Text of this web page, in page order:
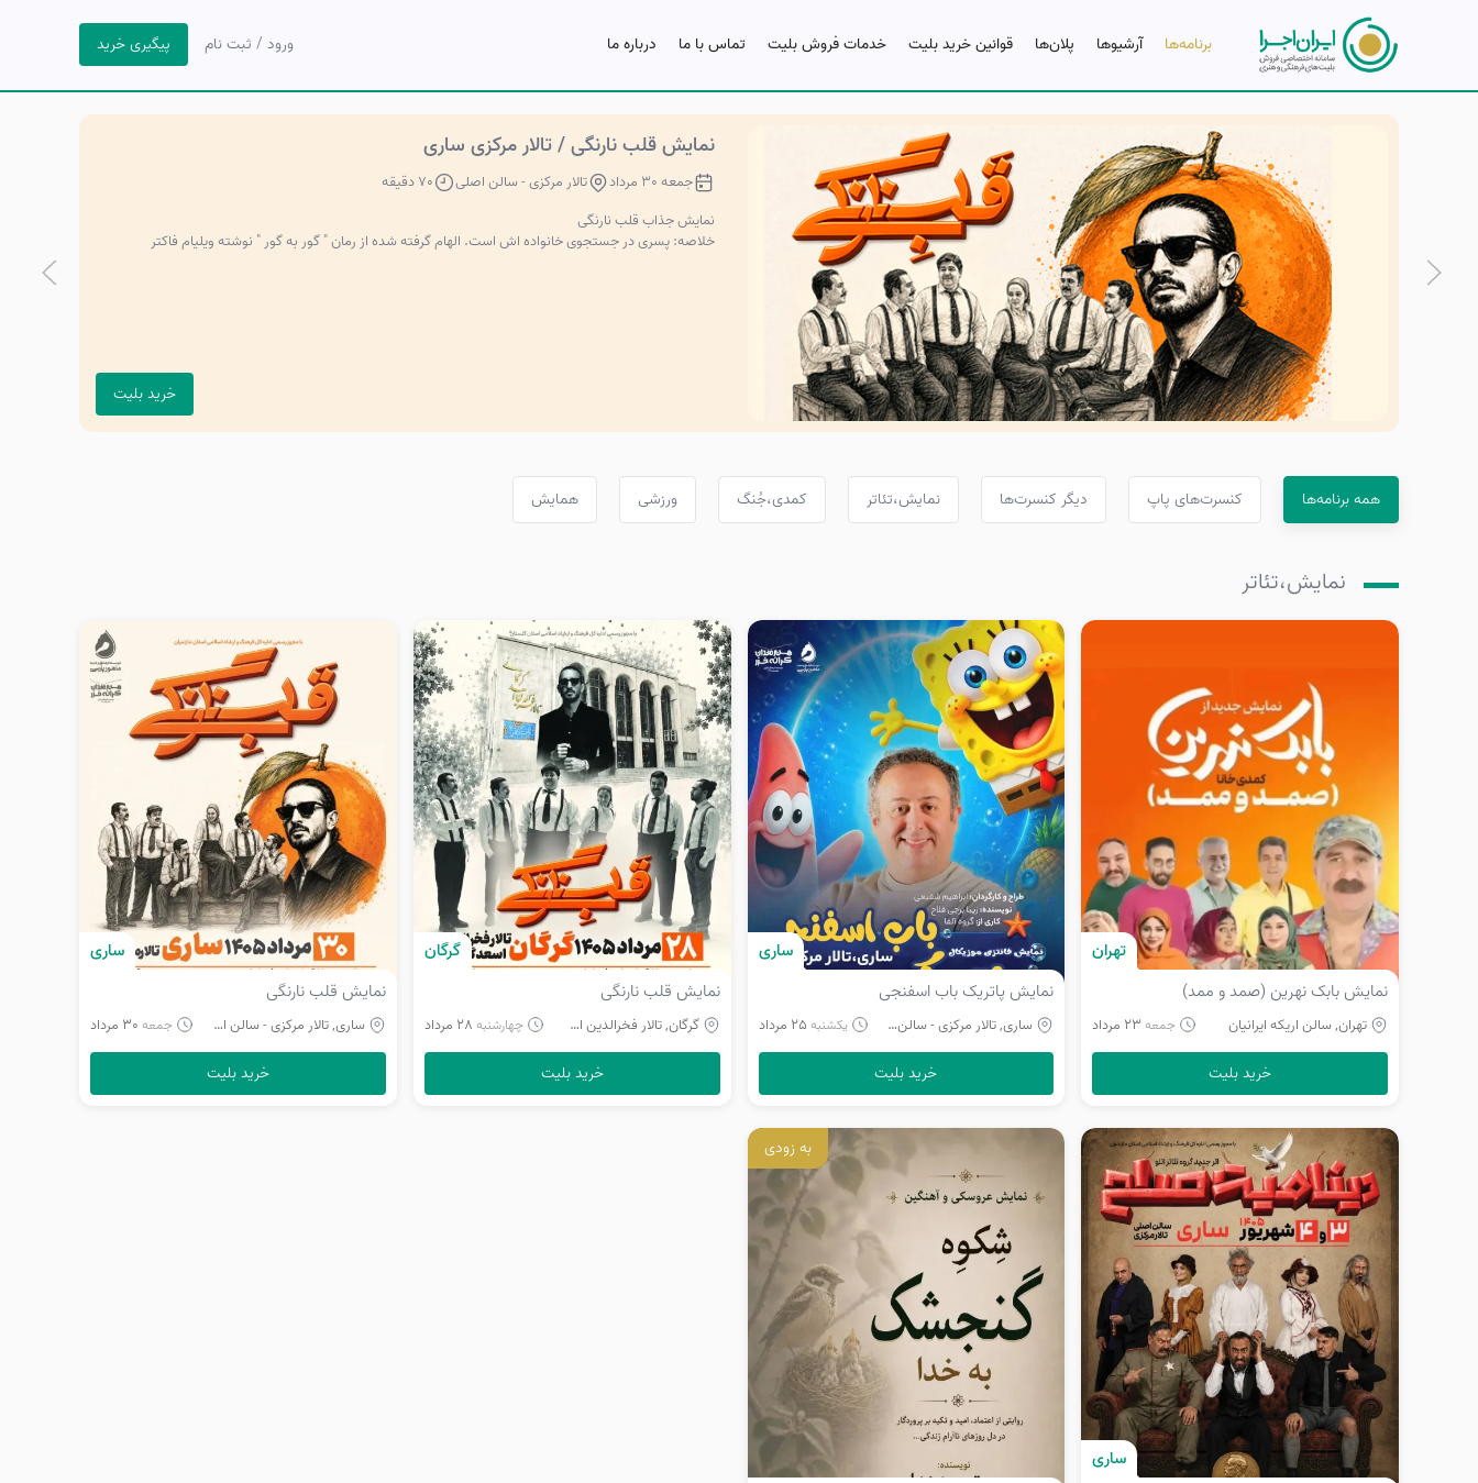
برنامه‌ها آرشیو‌ها پلان‌ها قوانین خرید بلیت خدمات فروش بلیت تماس با ما درباره ما ورود / ثبت نام پیگیری خرید
نمایش قلب نارنگی / تالار مرکزی ساری
جمعه 30 مرداد تالار مرکزی - سالن اصلی
70 دقیقه
نمایش جذاب قلب نارنگی
خلاصه: پسری در جستجوی خانواده اش است. الهام گرفته شده از رمان " گور به گور " نوشته ویلیام فاکتر
خرید بلیت
همه برنامه‌ها کنسرت‌های پاپ دیگر کنسرت‌ها نمایش،تئاتر کمدی،جُنگ ورزشی همایش
نمایش،تئاتر
نمایش بابک نهرین (صمد و ممد)
تهران, سالن اریکه ایرانیان جمعه23 مرداد
تهران
خرید بلیت
نمایش پاتریک باب اسفنجی
ساری, تالار مرکزی - سالن اصلی یکشنبه
ساری
خرید بلیت
نمایش قلب نارنگی
گرگان, تالار فخرالدین اسعد گرگانی - سالن اصلی چهارشنبه
گرگان
خرید بلیت
نمایش قلب نارنگی
ساری, تالار مرکزی - سالن اصلی جمعه
ساری
خرید بلیت
ساری
به زودی